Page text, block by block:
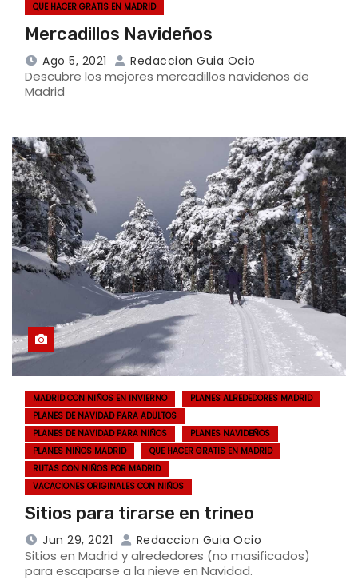
QUE HACER GRATIS EN MADRID
Mercadillos Navideños
Ago 5, 2021 Redaccion Guia Ocio
Descubre los mejores mercadillos navideños de
Madrid
MADRID CON NIÑOS EN INVIERNO
PLANES ALREDEDORES MADRID
PLANES DE NAVIDAD PARA ADULTOS
PLANES DE NAVIDAD PARA NIÑOS
PLANES NAVIDEÑOS
PLANES NIÑOS MADRID
QUE HACER GRATIS EN MADRID
RUTAS CON NIÑOS POR MADRID
VACACIONES ORIGINALES CON NIÑOS
Sitios para tirarse en trineo
Jun 29, 2021 Redaccion Guia Ocio
Sitios en Madrid y alrededores (no masificados)
para escaparse a la nieve en Navidad.